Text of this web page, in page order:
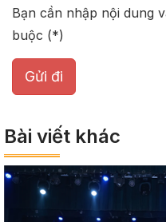
Bạn cần nhập nội dung
buộc (*)
Gửi đi
Bài viết khác